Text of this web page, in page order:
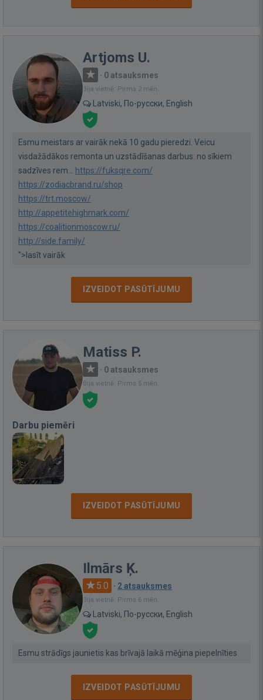
Artjoms U.
· 0 atsauksmes
Bija vietnē: Pirms 2 mēn.
Latviski, По-русски, English
Esmu meistars ar vairāk nekā 10 gadu pieredzi. Veicu
visdažādākos remonta un uzstādīšanas darbus: no sīkiem
sadzīves rem... https://fuksqre.com/
https://zodiacbrand.ru/shop
https://trt.moscow/
http://appetitehighmark.com/
https://coalitionmoscow.ru/
http://side.family/
">lasīt vairāk
IZVEIDOT PASŪTĪJUMU
Matiss P.
· 0 atsauksmes
Bija vietnē: Pirms 5 mēn.
Darbu piemēri
IZVEIDOT PASŪTĪJUMU
Ilmārs Ķ.
5.0 · 2 atsauksmes
Bija vietnē: Pirms 6 mēn.
Latviski, По-русски, English
Esmu strādīgs jaunietis kas brīvajā laikā mēģina piepelnīties
IZVEIDOT PASŪTĪJUMU